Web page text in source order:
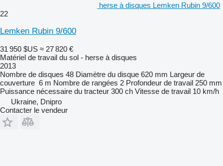
herse à disques Lemken Rubin 9/600
22
Lemken Rubin 9/600
31 950 $US ≈ 27 820 €
Matériel de travail du sol - herse à disques
2013
Nombre de disques 48 Diamètre du disque 620 mm Largeur de
couverture 6 m Nombre de rangées 2 Profondeur de travail 250 mm
Puissance nécessaire du tracteur 300 ch Vitesse de travail 10 km/h
Ukraine, Dnipro
Contacter le vendeur